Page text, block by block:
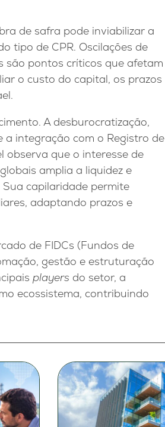
de safra pode inviabilizar a
tipo de CPR. Oscilações de
são pontos críticos que afetam
o custo do capital, os prazos
A desburocratização,
integração com o Registro de
observa que o interesse de
amplia a liquidez e
capilaridade permite
adaptando prazos e
de FIDCs (Fundos de
gestão e estruturação
players do setor, a
ecossistema, contribuindo